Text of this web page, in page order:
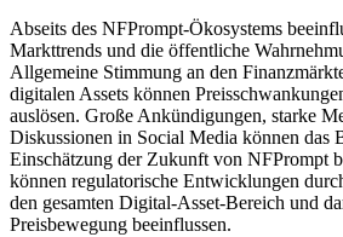
Abseits des NFPrompt-Ökosystems
Markttrends und die öffentliche
Allgemeine Stimmung an den
digitalen Assets können
auslösen. Große Ankündigungen, starke
Diskussionen in Social Media können das
Einschätzung der Zukunft von NFPrompt
können regulatorische Entwicklungen
den gesamten Digital-Asset-Bereich und
Preisbewegung beeinflussen.